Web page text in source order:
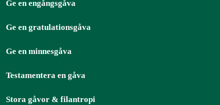
Ge en engångsgåva
Ge en gratulationsgåva
Ge en minnesgåva
Testamentera en gåva
Stora gåvor & filantropi